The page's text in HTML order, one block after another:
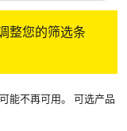
整您的筛选条
能不再可用。 可选产品